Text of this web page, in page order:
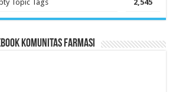
Topic Tags 2,545
Komunitas Farmasi